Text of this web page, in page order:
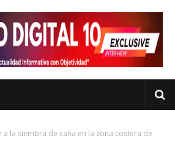
a la siembra de caña en la zona costera de